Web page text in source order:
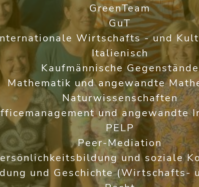
GreenTeam
GuT
Wirtschafts - und
Italienisch
Kaufmännische Gegenstände
Mathematik und angewandte
Naturwissenschaften
und angewandte
PELP
Peer-Mediation
und soziale
und Geschichte (Wirtschafts-